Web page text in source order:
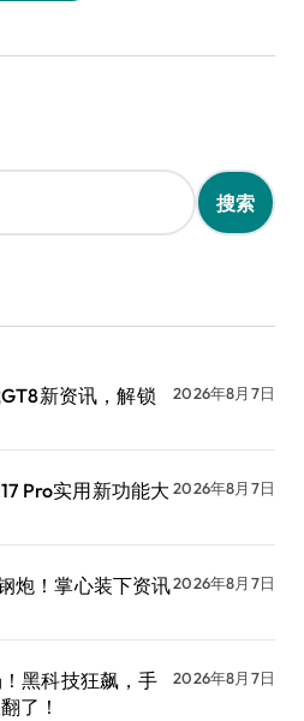
新资讯，解锁
2026年8月7日
Pro实用新功能大 2026年8月7日
炮！掌心装下资讯2026年8月7日
黑科技狂飙，手
了！
2026年8月7日